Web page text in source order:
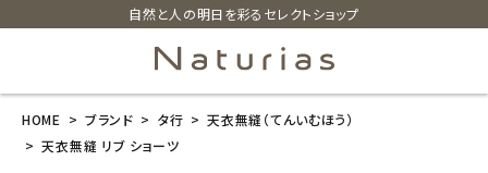
自然と人の明日を彩るセレクトショップ
HOME ブランド タ行
天衣無縫（てんいむほう）
天衣無縫 リブ ショーツ